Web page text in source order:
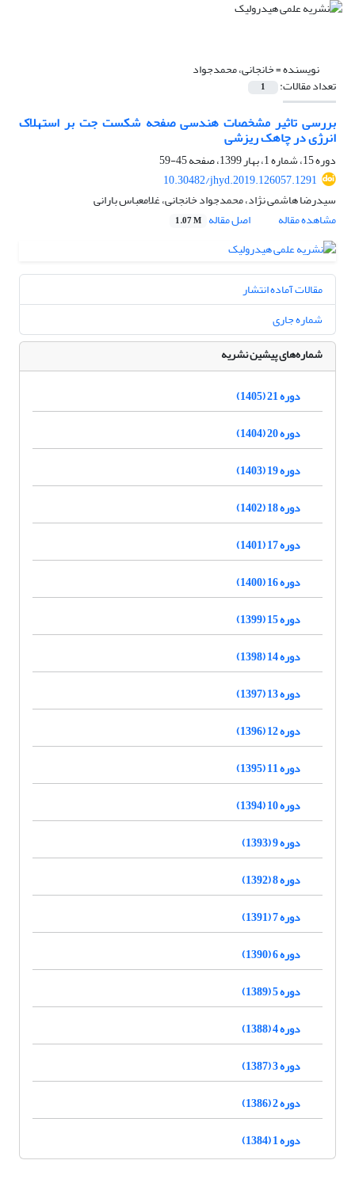
نویسنده =خانجانی، محمدجواد
تعداد مقالات: 1
بررسی تاثیر مشخصات هندسی صفحه شکست جت بر استهلاک
انرژی در چاهک ریزشی
دوره 15، شماره 1، بهار 1399، صفحه
45-59
10.30482/jhyd.2019.126057.1291
سیدرضا هاشمی نژاد، محمدجواد خانجانی، غلامعباس بارانی
مشاهده مقاله
اصل مقاله 1.07 M
مقالات آماده انتشار
شماره جاری
شماره‌های پیشین نشریه
دوره 21 (1405)
دوره 20 (1404)
دوره 19 (1403)
دوره 18 (1402)
دوره 17 (1401)
دوره 16 (1400)
دوره 15 (1399)
دوره 14 (1398)
دوره 13 (1397)
دوره 12 (1396)
دوره 11 (1395)
دوره 10 (1394)
دوره 9 (1393)
دوره 8 (1392)
دوره 7 (1391)
دوره 6 (1390)
دوره 5 (1389)
دوره 4 (1388)
دوره 3 (1387)
دوره 2 (1386)
دوره 1 (1384)